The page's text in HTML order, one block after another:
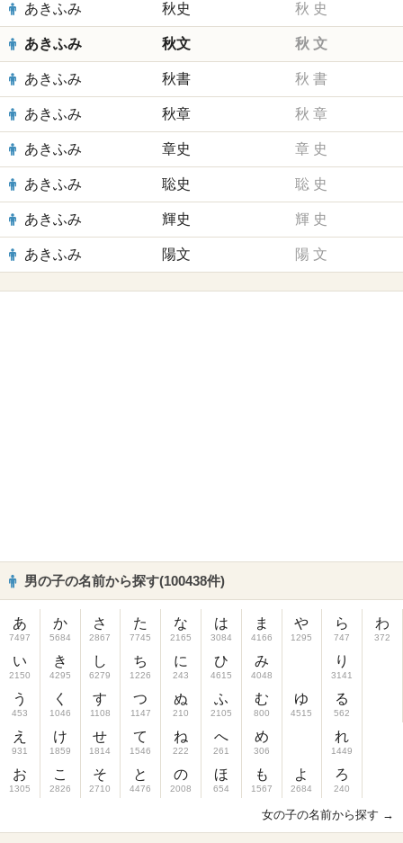
あきふみ 秋史 秋 史
あきふみ 秋文 秋 文
あきふみ 秋書 秋 書
あきふみ 秋章 秋 章
あきふみ 章史 章 史
あきふみ 聡史 聡 史
あきふみ 輝史 輝 史
あきふみ 陽文 陽 文
男の子の名前から探す(100438件)
あ
7497
い
2150
う
453
え
931
お
1305
か
5684
き
4295
く
1046
け
1859
こ
2826
さ
2867
し
6279
す
1108
せ
1814
そ
2710
た
7745
ち
1226
つ
1147
て
1546
と
4476
な
2165
に
243
ぬ
210
ね
222
の
2008
は
3084
ひ
4615
ふ
2105
へ
261
ほ
654
ま
4166
み
4048
む
800
め
306
も
1567
や
1295
ゆ
4515
よ
2684
ら
747
り
3141
る
562
れ
1449
ろ
240
わ
372
女の子の名前から探す →